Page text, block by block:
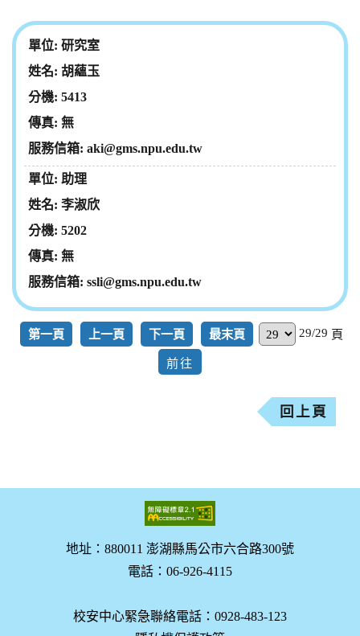
研究室
胡蘊玉
5413
無
aki@gms.npu.edu.tw
助理
李淑欣
5202
無
ssli@gms.npu.edu.tw
第一頁 上一頁 下一頁 最末頁 29/29 頁
回上頁
地址：880011 澎湖縣馬公市六合路300號
電話：06-926-4115
校安中心緊急聯絡電話：0928-483-123